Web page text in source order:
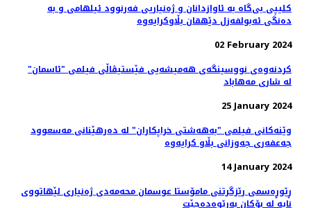
کلیپی بی‌گاە بە ئاوازدانان و ژه‌نیاریی فه‌رنوود ئیلهامی و به‌
دەنگی ئەبولفەزل دێهقان بڵاوکرایەوە
02 February 2024
کردنەوەی نووسینگه‌ی هەمیشەیی فێستیڤاڵی فیلمی "ئاسمان"
لە شاری مەهاباد
25 January 2024
وێنەکانی فیلمی "به‌هه‌شتی خراپکاران" لە دەرهێنانی مەسعوود
جەعفەری جه‌وزانی بڵاو کرایەوە
14 January 2024
ڕێوڕه‌سمی رێزگرتنی مامۆستا عوسمان محەمەدی ژه‌نیاری لێهاتووی
نایه‌ لە بۆکان بەڕێوەدەچێت